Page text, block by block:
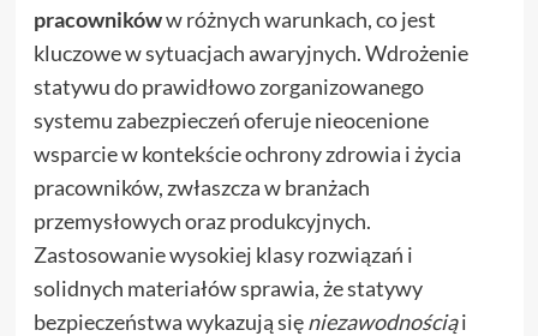
pracownikóww różnych warunkach, co jest
kluczowe w sytuacjach awaryjnych. Wdrożenie
statywu do prawidłowo zorganizowanego
systemu zabezpieczeń oferuje nieocenione
wsparcie w kontekście ochrony zdrowia i życia
pracowników, zwłaszcza w branżach
przemysłowych oraz produkcyjnych.
Zastosowanie wysokiej klasy rozwiązań i
solidnych materiałów sprawia, że statywy
bezpieczeństwa wykazują sięniezawodnościąi